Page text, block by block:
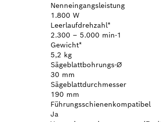
Nenneingangsleistung
1.800 W
Leerlaufdrehzahl*
2.300 – 5.000 min-1
Gewicht*
5,2 kg
Sägeblattbohrungs-Ø
30 mm
Sägeblattdurchmesser
190 mm
Führungsschienenkompatibel
Ja